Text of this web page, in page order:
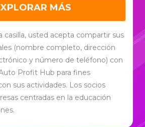
MÁS
casilla, usted acepta compartir sus
(nombre completo, dirección
y número de teléfono) con
Profit Hub para fines
sus actividades. Los socios
centradas en la educación